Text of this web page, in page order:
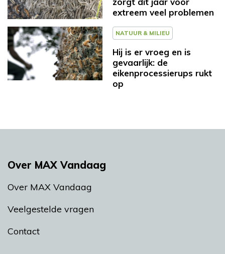
extreem veel problemen
NATUUR & MILIEU
Hij is er vroeg en is
gevaarlijk: de
eikenprocessierups rukt
op
Over MAX Vandaag
Over MAX Vandaag
Veelgestelde vragen
Contact